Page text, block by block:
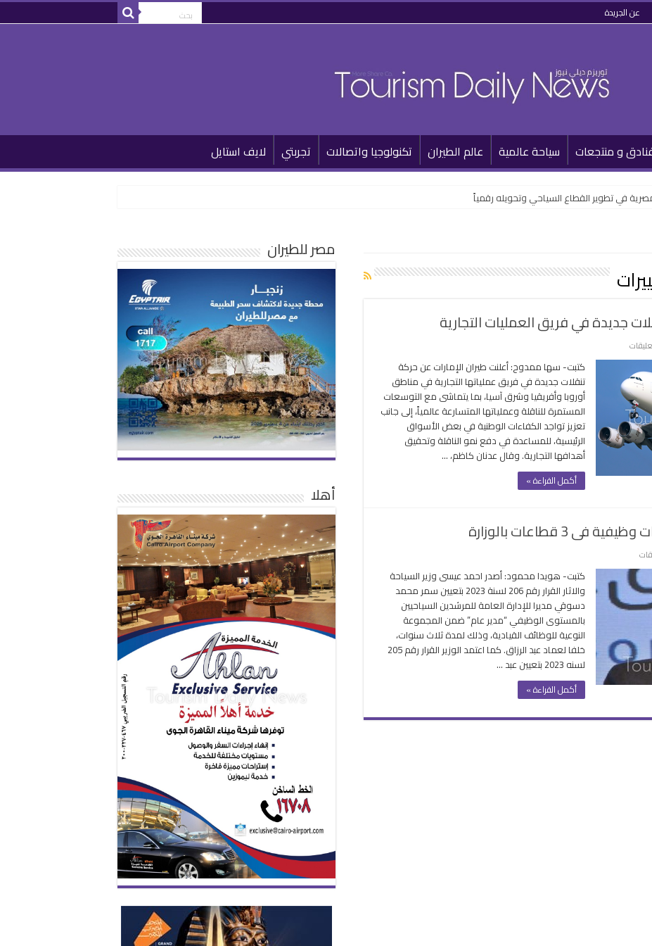
عن الجريدة
و منتجعات سياحة عالمية عالم الطيران تكنولوجيا واتصالات تجربتي لايف استايل
جديدة في فريق العمليات التجارية
“طيران
تعلن
عن
تنقلات
جديدة
في
كتبت- سها ممدوح: أعلنت طيران الإمارات عن حركة
تنقلات جديدة في فريق عملياتها التجارية في مناطق
أوروبا وأفريقيا وشرق آسيا، بما يتماشى مع التوسعات
المستمرة للناقلة وعملياتها المتسارعة عالمياً، إلى جانب
تعزيز تواجد الكفاءات الوطنية في بعض الأسواق
الرئيسية، للمساعدة في دفع نمو الناقلة وتحقيق
أهدافها التجارية. وقال عدنان كاظم، …
أكمل القراءة »
3 قطاعات بالوزارة
وزير
السياحة
يصدر
حركة
وظيفية
فى
3
كتبت- هويدا محمود: أصدر احمد عيسى وزير السياحة
والاثار القرار رقم 206 لسنة 2023 بتعيين سمر محمد
دسوقي مديرا للإدارة العامة للمرشدين السياحيين
بالمستوى الوظيفي “مدير عام” ضمن المجموعة
النوعية للوظائف القيادية، وذلك لمدة ثلاث سنوات،
خلفا لعماد عبد الرزاق. كما اعتمد الوزير القرار رقم 205
لسنه 2023 بتعيين عبد …
أكمل القراءة »
مصر للطيران
أهلا